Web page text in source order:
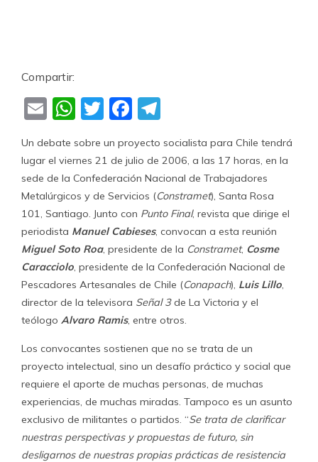
Compartir:
EmailWhatsApp
TwitterFacebook
Un debate sobre un proyecto socialista para Chile tendrá
lugar el viernes 21 de julio de 2006, a las 17 horas, en la
sede de la Confederación Nacional de Trabajadores
Metalúrgicos y de Servicios (Constramet), Santa Rosa
101, Santiago. Junto con Punto Final, revista que dirige el
periodista Manuel Cabieses, convocan a esta reunión
Miguel Soto Roa, presidente de la Constramet, Cosme
Caracciolo, presidente de la Confederación Nacional de
Pescadores Artesanales de Chile (Conapach), Luis Lillo,
director de la televisora Señal 3de La Victoria y el
teólogo Alvaro Ramis, entre otros.
Los convocantes sostienen que no se trata de un
proyecto intelectual, sino un desafío práctico y social que
requiere el aporte de muchas personas, de muchas
experiencias, de muchas miradas. Tampoco es un asunto
exclusivo de militantes o partidos. “Se trata de clarificar
nuestras perspectivas y propuestas de futuro, sin
desligarnos de nuestras propias prácticas de resistencia